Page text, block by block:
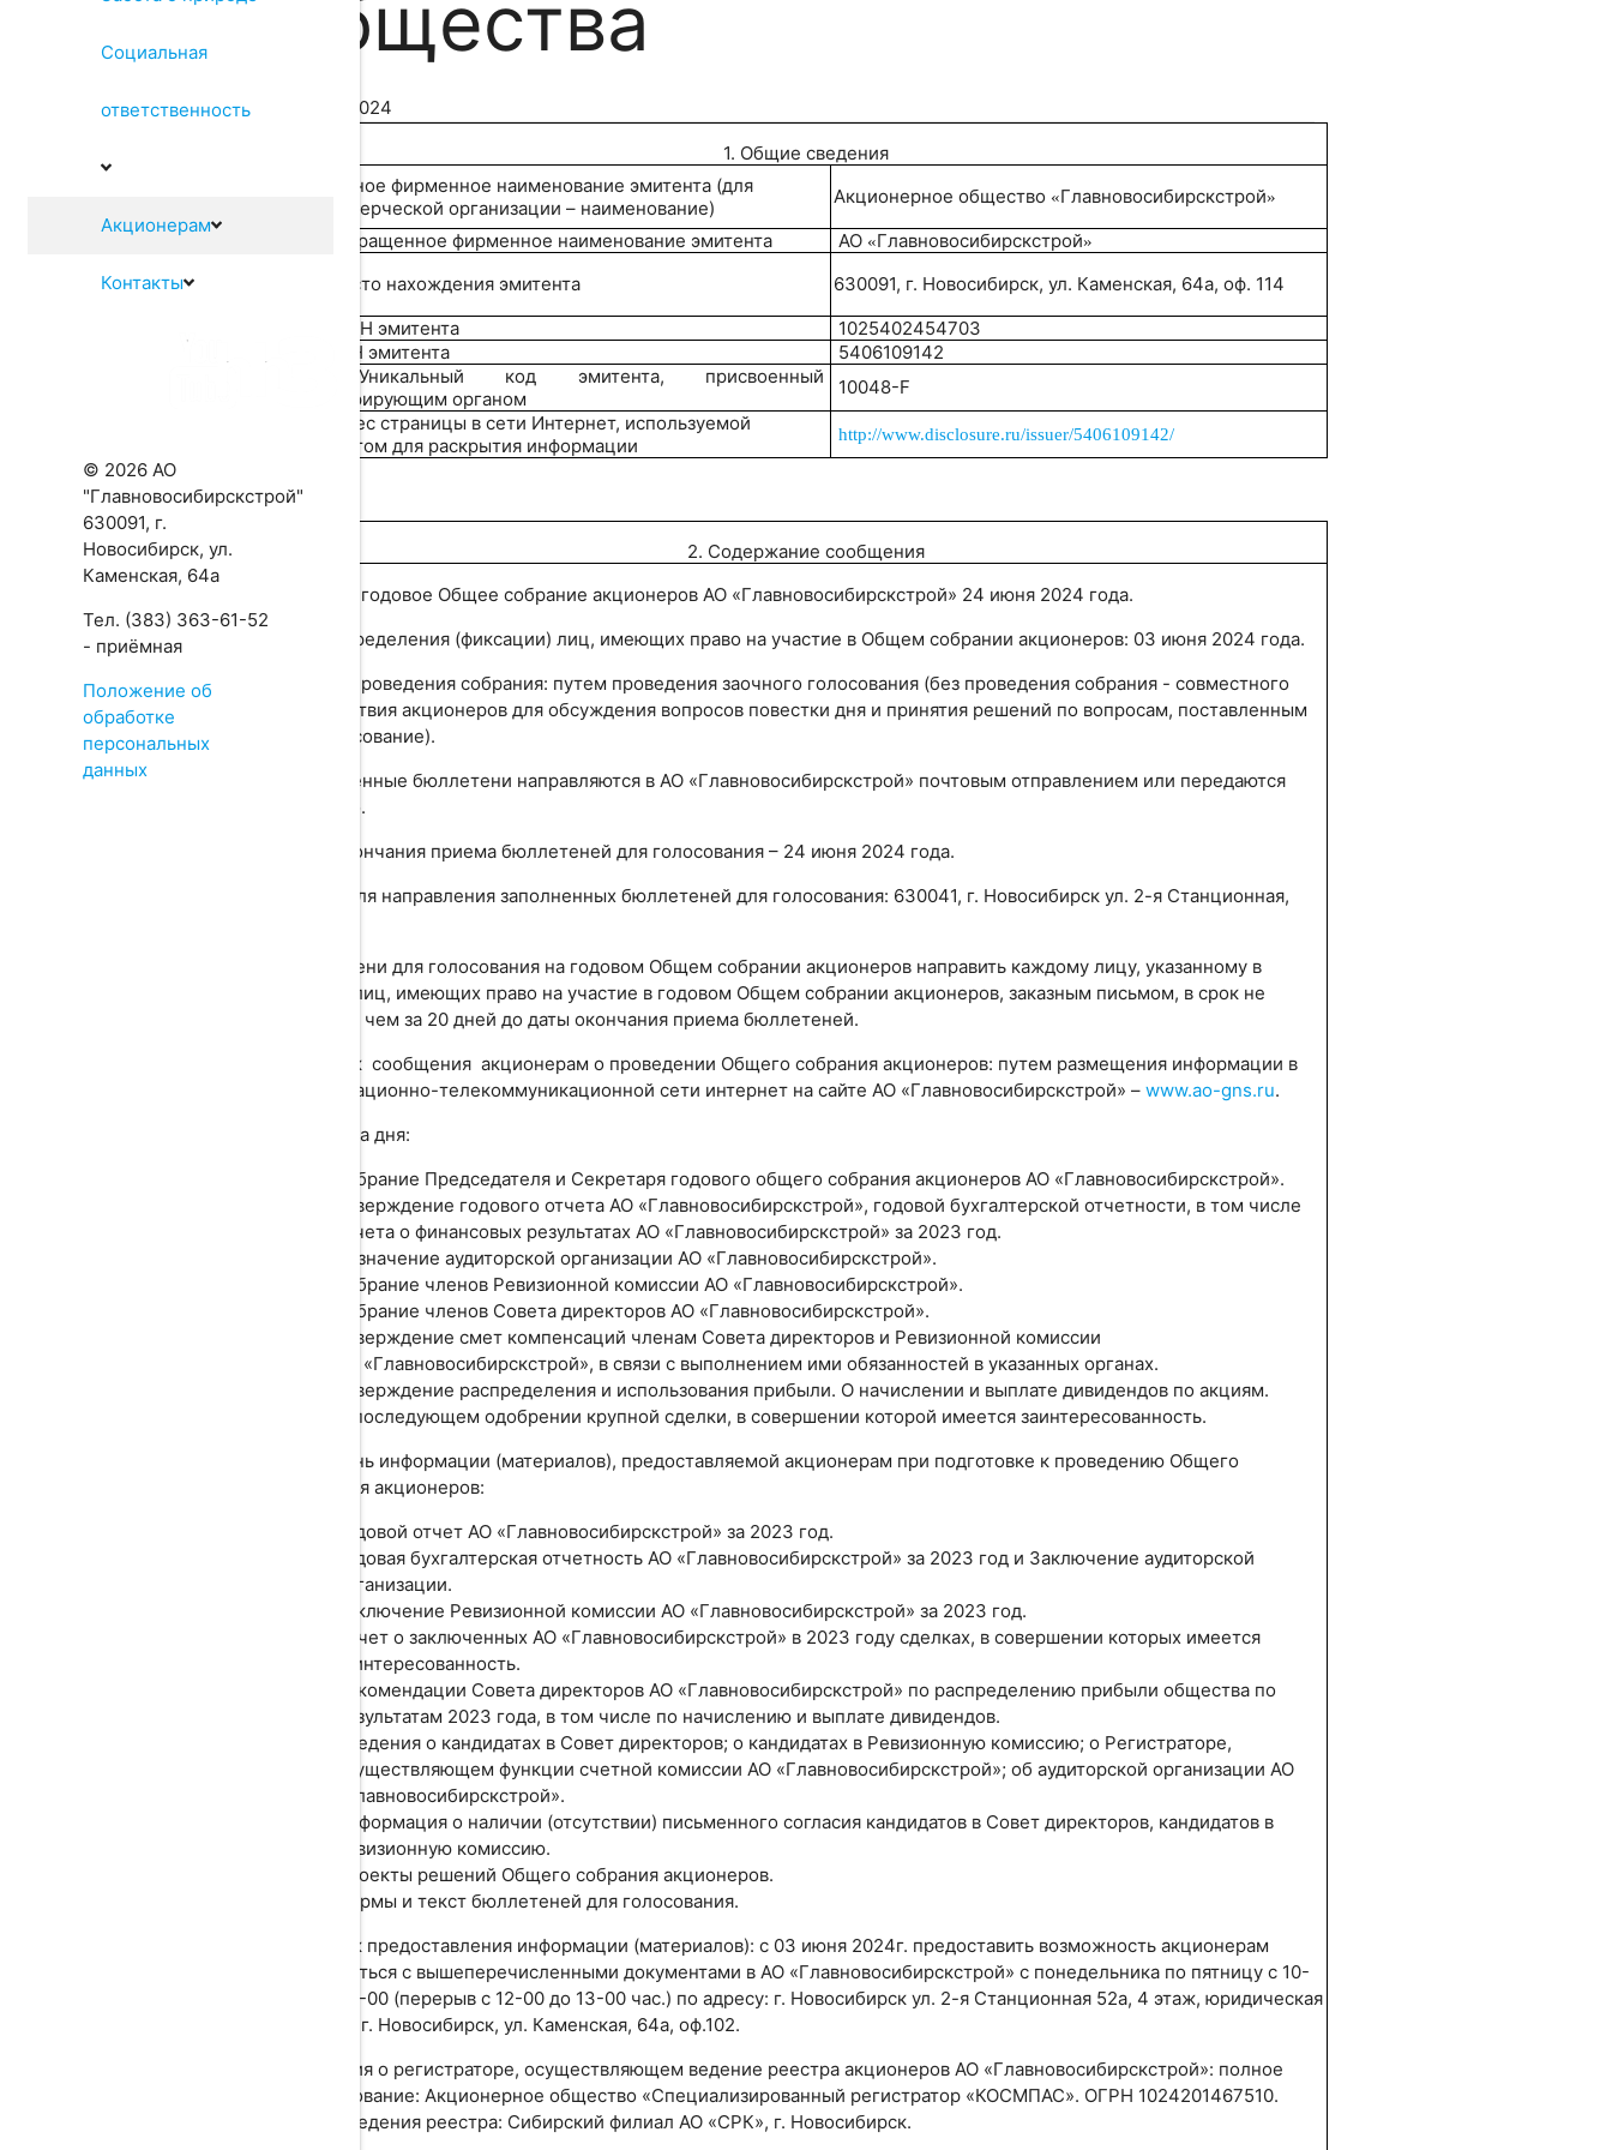
Социальная
ответственность
Акционерам
Контакты
© 2026 АО
"Главновосибирскстрой"
630091, г.
Новосибирск, ул.
Каменская, 64а
Тел. (383) 363-61-52
- приёмная
Положение об
обработке
персональных
данных
общества
31.05.2024
1. Общие сведения
1.1. Полное фирменное наименование эмитента (для
некоммерческой организации – наименование)
Акционерное общество «Главновосибирскстрой»
1.2. Сокращенное фирменное наименование эмитента АО «Главновосибирскстрой»
1.3. Место нахождения эмитента
630091, г. Новосибирск, ул. Каменская, 64а, оф. 114
1.4. ОГРН эмитента
1025402454703
1.5. ИНН эмитента
5406109142
1.6. Уникальный код эмитента, присвоенный
регистрирующим органом
10048-F
1.7. Адрес страницы в сети Интернет, используемой
эмитентом для раскрытия информации
http://www.disclosure.ru/issuer/5406109142/
2. Содержание сообщения
Созвать годовое Общее собрание акционеров АО «Главновосибирскстрой» 24 июня 2024 года.
Дата определения (фиксации) лиц, имеющих право на участие в Общем собрании акционеров: 03 июня 2024 года.
Форма проведения собрания: путем проведения заочного голосования (без проведения собрания - совместного
присутствия акционеров для обсуждения вопросов повестки дня и принятия решений по вопросам, поставленным
на голосование).
Заполненные бюллетени направляются в АО «Главновосибирскстрой» почтовым отправлением или передаются
нарочно.
Дата окончания приема бюллетеней для голосования – 24 июня 2024 года.
Адрес для направления заполненных бюллетеней для голосования: 630041, г. Новосибирск ул. 2-я Станционная,
Бюллетени для голосования на годовом Общем собрании акционеров направить каждому лицу, указанному в
списке лиц, имеющих право на участие в годовом Общем собрании акционеров, заказным письмом, в срок не
позднее чем за 20 дней до даты окончания приема бюллетеней.
Порядок сообщения акционерам о проведении Общего собрания акционеров: путем размещения информации в
информационно-телекоммуникационной сети интернет на сайте АО «Главновосибирскстрой» –www.ao-gns.ru.
Повестка дня:
Избрание Председателя и Секретаря годового общего собрания акционеров АО «Главновосибирскстрой».
Утверждение годового отчета АО «Главновосибирскстрой», годовой бухгалтерской отчетности, в том числе
отчета о финансовых результатах АО «Главновосибирскстрой» за 2023 год.
Назначение аудиторской организации АО «Главновосибирскстрой».
Избрание членов Ревизионной комиссии АО «Главновосибирскстрой».
Избрание членов Совета директоров АО «Главновосибирскстрой».
Утверждение смет компенсаций членам Совета директоров и Ревизионной комиссии
АО «Главновосибирскстрой», в связи с выполнением ими обязанностей в указанных органах.
Утверждение распределения и использования прибыли. О начислении и выплате дивидендов по акциям.
О последующем одобрении крупной сделки, в совершении которой имеется заинтересованность.
Перечень информации (материалов), предоставляемой акционерам при подготовке к проведению Общего
собрания акционеров:
Годовой отчет АО «Главновосибирскстрой» за 2023 год.
Годовая бухгалтерская отчетность АО «Главновосибирскстрой» за 2023 год и Заключение аудиторской
организации.
Заключение Ревизионной комиссии АО «Главновосибирскстрой» за 2023 год.
Отчет о заключенных АО «Главновосибирскстрой» в 2023 году сделках, в совершении которых имеется
заинтересованность.
Рекомендации Совета директоров АО «Главновосибирскстрой» по распределению прибыли общества по
результатам 2023 года, в том числе по начислению и выплате дивидендов.
Сведения о кандидатах в Совет директоров; о кандидатах в Ревизионную комиссию; о Регистраторе,
осуществляющем функции счетной комиссии АО «Главновосибирскстрой»; об аудиторской организации АО
«Главновосибирскстрой».
Информация о наличии (отсутствии) письменного согласия кандидатов в Совет директоров, кандидатов в
ревизионную комиссию.
Проекты решений Общего собрания акционеров.
Формы и текст бюллетеней для голосования.
Порядок предоставления информации (материалов): с 03 июня 2024г. предоставить возможность акционерам
знакомиться с вышеперечисленными документами в АО «Главновосибирскстрой» с понедельника по пятницу с 10-
00 до 16-00 (перерыв с 12-00 до 13-00 час.) по адресу: г. Новосибирск ул. 2-я Станционная 52а, 4 этаж, юридическая
служба; г. Новосибирск, ул. Каменская, 64а, оф.102.
Сведения о регистраторе, осуществляющем ведение реестра акционеров АО «Главновосибирскстрой»: полное
наименование: Акционерное общество «Специализированный регистратор «КОСМПАС». ОГРН 1024201467510.
Место ведения реестра: Сибирский филиал АО «СРК», г. Новосибирск.